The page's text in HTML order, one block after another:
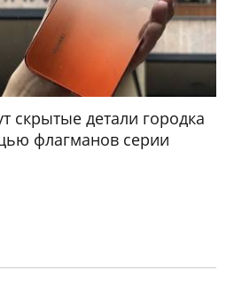
скрытые детали городка
флагманов серии